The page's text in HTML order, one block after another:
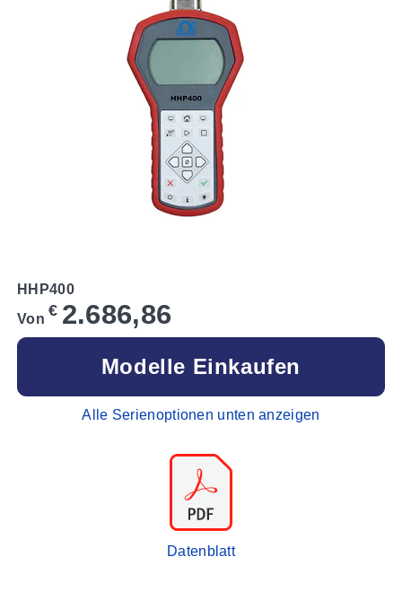
HHP400
Von € 2.686,86
Modelle Einkaufen
Alle Serienoptionen unten anzeigen
Datenblatt